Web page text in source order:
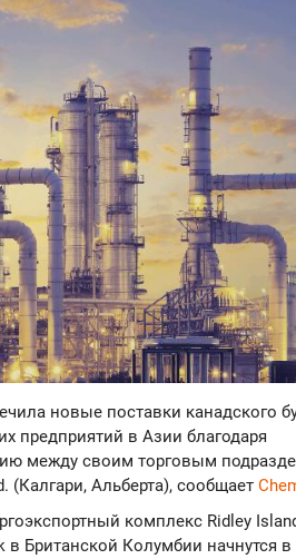
новые поставки канадского
предприятий в Азии благодаря
между своим торговым
(Калгари, Альберта), сообщает
комплекс Ridley
в Британской Колумбии начнутся в